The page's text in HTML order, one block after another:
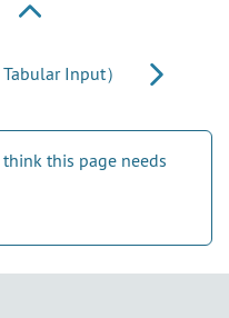
Input）
this page needs